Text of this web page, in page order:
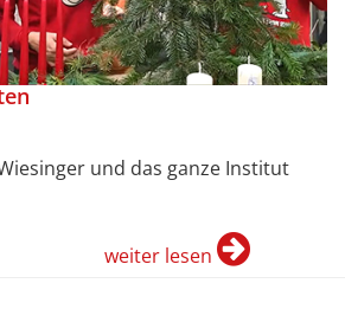
und das ganze Institut
weiter lesen